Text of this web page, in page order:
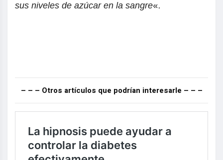
sus niveles de azúcar en la sangre«.
– – – Otros artículos que podrían interesarle – – –